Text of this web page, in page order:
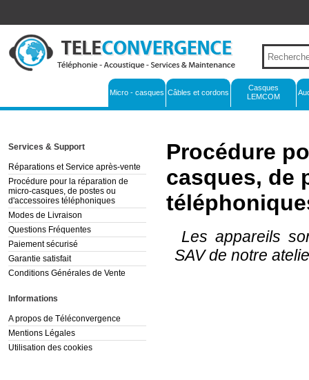
Micro - casques Câbles et cordons
Casques
LEMCOM
Services & Support
Réparations et Service après-vente
Procédure pour la réparation de
micro-casques, de postes ou
d'accessoires téléphoniques
Modes de Livraison
Questions Fréquentes
Paiement sécurisé
Garantie satisfait
Conditions Générales de Vente
Informations
A propos de Téléconvergence
Mentions Légales
Utilisation des cookies
Procédure
casques, de
Les appareils
SAV de notre